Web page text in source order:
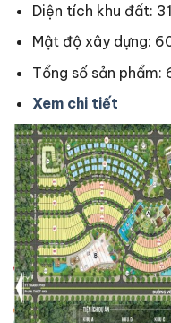
Diện tích khu đất:
Mật độ xây dựng:
Tổng số sản phẩm:
Xem chi tiết